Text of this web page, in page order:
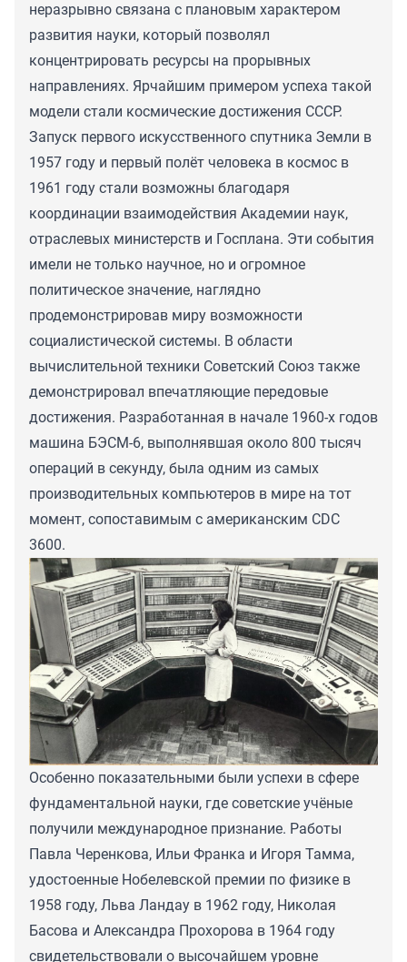
неразрывно связана с плановым характером
развития науки, который позволял
концентрировать ресурсы на прорывных
направлениях. Ярчайшим примером успеха такой
модели стали космические достижения СССР.
Запуск первого искусственного спутника Земли в
1957 году и первый полёт человека в космос в
1961 году стали возможны благодаря
координации взаимодействия Академии наук,
отраслевых министерств и Госплана. Эти события
имели не только научное, но и огромное
политическое значение, наглядно
продемонстрировав миру возможности
социалистической системы. В области
вычислительной техники Советский Союз также
демонстрировал впечатляющие передовые
достижения. Разработанная в начале 1960-х годов
машина БЭСМ-6, выполнявшая около 800 тысяч
операций в секунду, была одним из самых
производительных компьютеров в мире на тот
момент, сопоставимым с американским CDC
3600.
Особенно показательными были успехи в сфере
фундаментальной науки, где советские учёные
получили международное признание. Работы
Павла Черенкова, Ильи Франка и Игоря Тамма,
удостоенные Нобелевской премии по физике в
1958 году, Льва Ландау в 1962 году, Николая
Басова и Александра Прохорова в 1964 году
свидетельствовали о высочайшем уровне